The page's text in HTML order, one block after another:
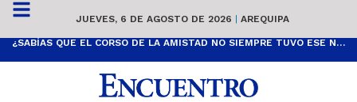
JUEVES, 6 DE AGOSTO DE 2026 | AREQUIPA
¿SABÍAS QUE EL CORSO DE LA AMISTAD NO SIEMPRE TUVO ESE NOMBRE? ESTA ES SU HISTORIA